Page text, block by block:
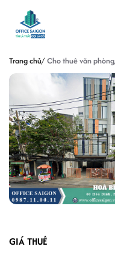
Trang chủ Cho thuê văn phòng
GIÁ THUÊ